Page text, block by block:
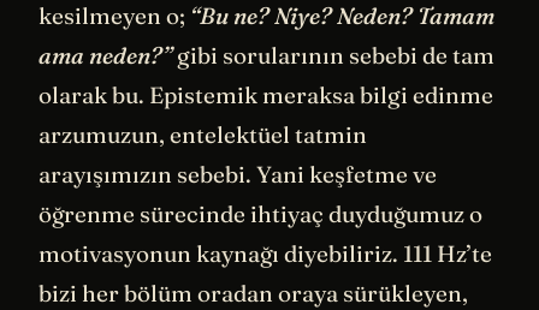
kesilmeyen o; “Bu ne? Niye? Neden? Tamam
ama neden?”gibi sorularının sebebi de tam
olarak bu. Epistemik meraksa bilgi edinme
arzumuzun, entelektüel tatmin
arayışımızın sebebi. Yani keşfetme ve
öğrenme sürecinde ihtiyaç duyduğumuz o
motivasyonun kaynağı diyebiliriz. 111 Hz’te
bizi her bölüm oradan oraya sürükleyen,